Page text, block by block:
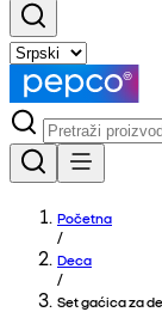
Početna
/
Deca
/
Set gaćica za